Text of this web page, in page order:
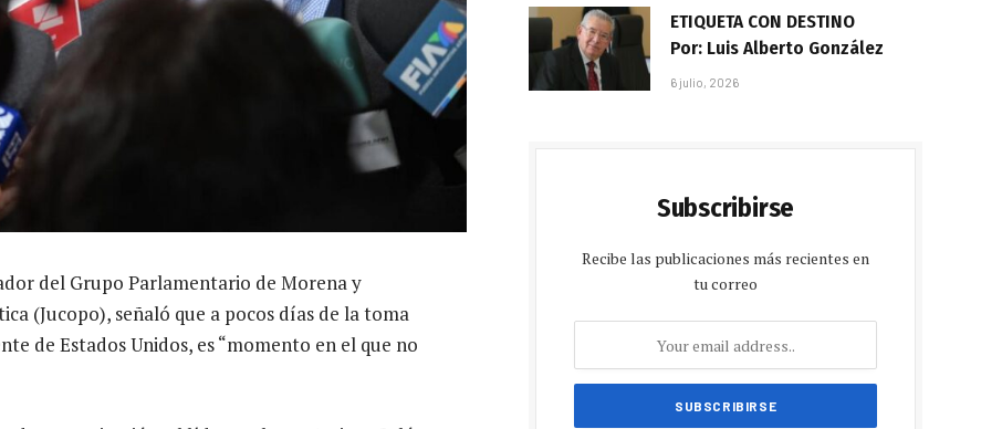
del Grupo Parlamentario de Morena y
(Jucopo), señaló que a pocos días de la toma
de Estados Unidos, es “momento en el que no
ETIQUETA CON DESTINO
Por: Luis Alberto González
6 julio, 2026
Subscribirse
Recibe las publicaciones más recientes en
tu correo